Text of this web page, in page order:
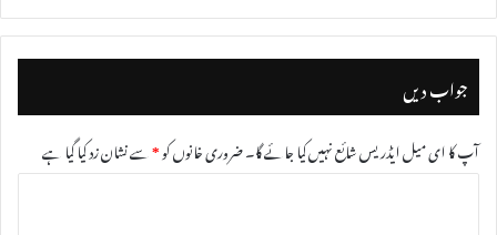
جواب دیں
آپ کا ای میل ایڈریس شائع نہیں کیا جائے گا۔ضروری خانوں کو*سے نشان زد کیا گیا ہے